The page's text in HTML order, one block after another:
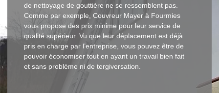
de nettoyage de gouttière ne se ressemblent pas.
Comme par exemple, Couvreur Mayer à Fourmies
vous propose des prix minime pour leur service de
qualité supérieur. Vu que leur déplacement est déjà
pris en charge par l’entreprise, vous pouvez être de
pouvoir économiser tout en ayant un travail bien fait
et sans problème ni de tergiversation.